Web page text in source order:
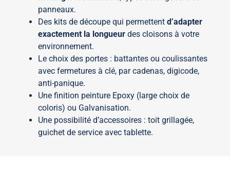
panneaux.
Des kits de découpe qui permettent d’adapter
exactement la longueur des cloisons à votre
environnement.
Le choix des portes : battantes ou coulissantes
avec fermetures à clé, par cadenas, digicode,
anti-panique.
Une finition peinture Epoxy (large choix de
coloris) ou Galvanisation.
Une possibilité d’accessoires : toit grillagée,
guichet de service avec tablette.